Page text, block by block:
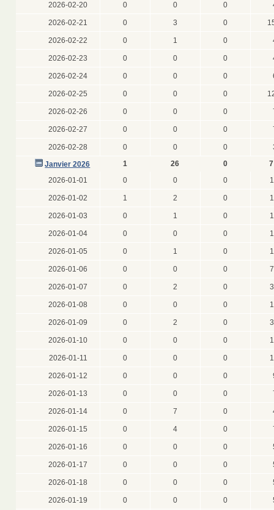
2026-02-20 0 0 0
2026-02-21 0 3 0
2026-02-22 0 1 0
2026-02-23 0 0 0
2026-02-24 0 0 0
2026-02-25 0 0 0
2026-02-26 0 0 0
2026-02-27 0 0 0
2026-02-28 0 0 0
Janvier 2026
1 26 0
2026-01-01
0 0 0
2026-01-02 1 2 0
2026-01-03 0 1 0
2026-01-04 0 0 0
2026-01-05 0 1 0
2026-01-06 0 0 0
2026-01-07 0 2 0
2026-01-08 0 0 0
2026-01-09 0 2 0
2026-01-10 0 0 0
2026-01-11 0 0 0
2026-01-12 0 0 0
2026-01-13 0 0 0
2026-01-14 0 7 0
2026-01-15 0 4 0
2026-01-16 0 0 0
2026-01-17 0 0 0
2026-01-18 0 0 0
2026-01-19 0 0 0